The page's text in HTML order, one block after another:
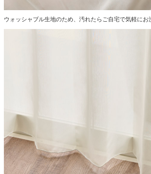
ウォッシャブル生地のため、汚れたらご自宅で気軽にお